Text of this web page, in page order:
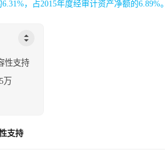
，占2015年度经审计资产净额的6.89%。
性支持
万
支持